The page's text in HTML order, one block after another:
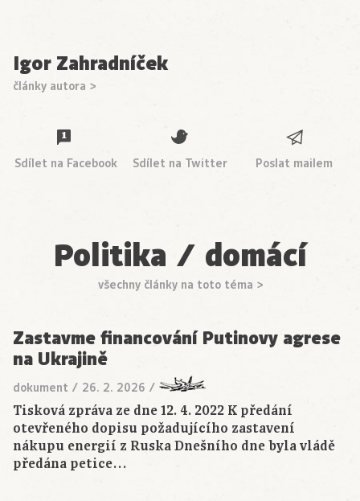
Igor Zahradníček
články autora >
Sdílet na Facebook Sdílet na Twitter Poslat mailem
Politika / domácí
všechny články na toto téma >
Zastavme financování Putinovy agrese
na Ukrajině
dokument / 26. 2. 2026 /
Tisková zpráva ze dne 12. 4. 2022 K předání
otevřeného dopisu požadujícího zastavení
nákupu energií z Ruska Dnešního dne byla vládě
předána petice…